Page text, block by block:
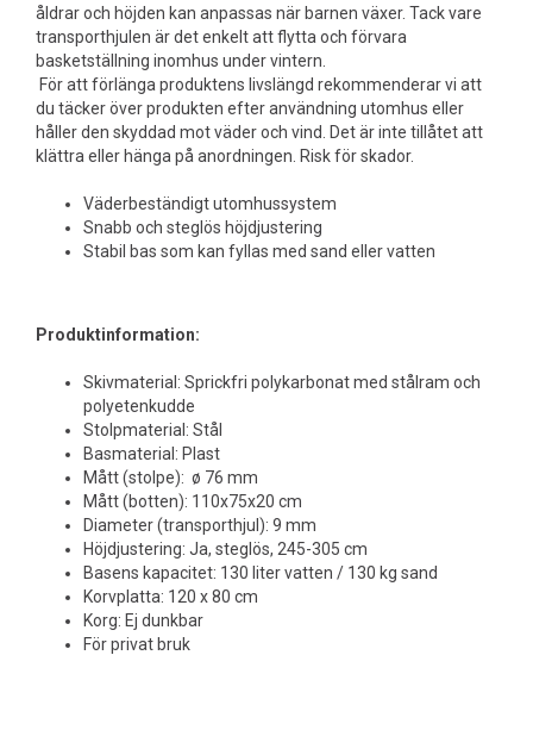
åldrar och höjden kan anpassas när barnen växer. Tack vare
transporthjulen är det enkelt att flytta och förvara
basketställning inomhus under vintern.
För att förlänga produktens livslängd rekommenderar vi att
du täcker över produkten efter användning utomhus eller
håller den skyddad mot väder och vind. Det är inte tillåtet att
klättra eller hänga på anordningen. Risk för skador.
Väderbeständigt utomhussystem
Snabb och steglös höjdjustering
Stabil bas som kan fyllas med sand eller vatten
Produktinformation:
Skivmaterial: Sprickfri polykarbonat med stålram och
polyetenkudde
Stolpmaterial: Stål
Basmaterial: Plast
Mått (stolpe): ø 76 mm
Mått (botten): 110x75x20 cm
Diameter (transporthjul): 9 mm
Höjdjustering: Ja, steglös, 245-305 cm
Basens kapacitet: 130 liter vatten / 130 kg sand
Korvplatta: 120 x 80 cm
Korg: Ej dunkbar
För privat bruk